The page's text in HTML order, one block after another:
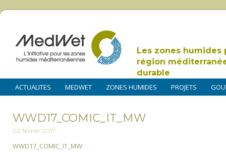
Les zones humides
région
durable
ACTUALITES MEDWET ZONES HUMIDES PROJETS
WWD17_COMIC_IT_MW
02 février 2017
WWD17_COMIC_IT_MW